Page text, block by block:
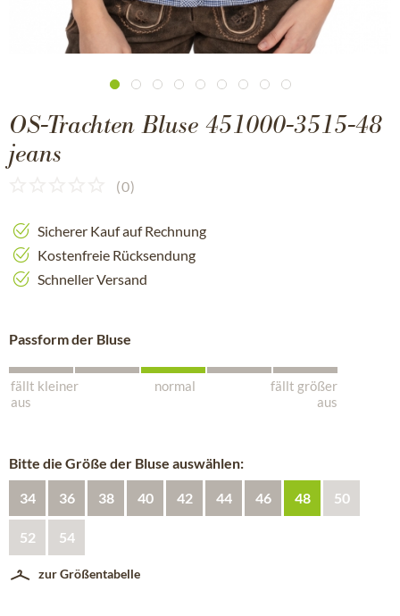
OS-Trachten Bluse 451000-3515-48
jeans
(0)
Sicherer Kauf auf Rechnung
Kostenfreie Rücksendung
Schneller Versand
Passform der Bluse
fällt kleiner
aus
normal
fällt größer
aus
Bitte die Größe der Bluse auswählen:
34 36 38 40 42 44 46 48 50
52 54
zur Größentabelle